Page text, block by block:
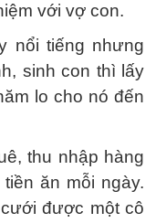
với vợ con.
nổi tiếng nhưng
sinh con thì lấy
lo cho nó đến
thu nhập hàng
ăn mỗi ngày.
được một cô